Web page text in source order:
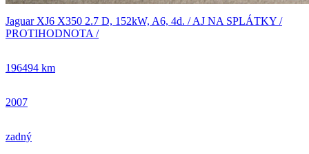
Jaguar XJ6 X350 2.7 D, 152kW, A6, 4d. / AJ NA SPLÁTKY /
PROTIHODNOTA /
196494 km
2007
zadný